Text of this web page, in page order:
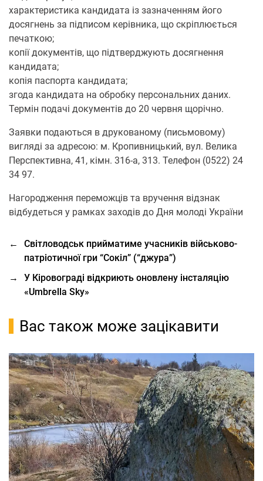
характеристика кандидата із зазначенням його
досягнень за підписом керівника, що скріплюється
печаткою;
копії документів, що підтверджують досягнення
кандидата;
копія паспорта кандидата;
згода кандидата на обробку персональних даних.
Термін подачі документів до 20 червня щорічно.
Заявки подаються в друкованому (письмовому)
вигляді за адресою: м. Кропивницький, вул. Велика
Перспективна, 41, кімн. 316-а, 313. Телефон (0522) 24
34 97.
Нагородження переможців та вручення відзнак
відбудеться у рамках заходів до Дня молоді України
←
Світловодськ прийматиме учасників військово-
патріотичної гри “Сокіл” (“джура”)
→
У Кіровограді відкриють оновлену інсталяцію
«Umbrella Sky»
Вас також може зацікавити